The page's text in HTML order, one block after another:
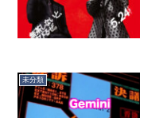
未分類